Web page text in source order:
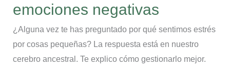
emociones negativas
¿Alguna vez te has preguntado por qué sentimos estrés
por cosas pequeñas? La respuesta está en nuestro
cerebro ancestral. Te explico cómo gestionarlo mejor.
emociones